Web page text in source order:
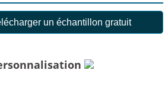
un échantillon gratuit